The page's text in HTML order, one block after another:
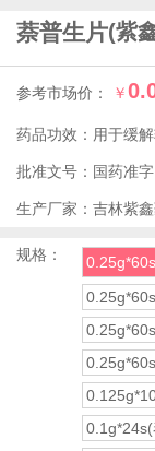
萘普生片(紫
参考市场价： ￥
药品功效：
批准文号： 国药准
生产厂家： 吉林紫
规格：
0.25g*60s